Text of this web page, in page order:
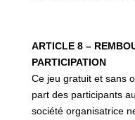
ARTICLE 8 –
PARTICIPATION
Ce jeu gratuit et sans
part des participants
société organisatrice